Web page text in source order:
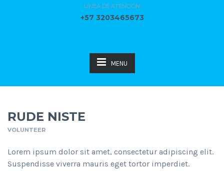
LÍNEA DE ATENCIÓN
+57 3203465673
MENU
RUDE NISTE
VOLUNTEER
Lorem ipsum dolor sit amet, consectetur adipiscing elit.
Suspendisse viverra mauris eget tortor imperdiet.